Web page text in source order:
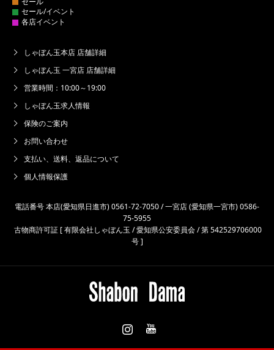
しゃぼん玉本店 店舗詳細
しゃぼん玉 一宮店 店舗詳細
営業時間：10:00～19:00
しゃぼん玉求人情報
保険のご案内
お問い合わせ
支払い、送料、返品について
個人情報保護
電話番号 本店(愛知県日進市) 0561-72-7050 / 一宮店 (愛知県一宮市) 0586-
75-5955
古物商許可証 [ 有限会社しゃぼん玉 / 愛知県公安委員会 / 第 542529706000
号 ]